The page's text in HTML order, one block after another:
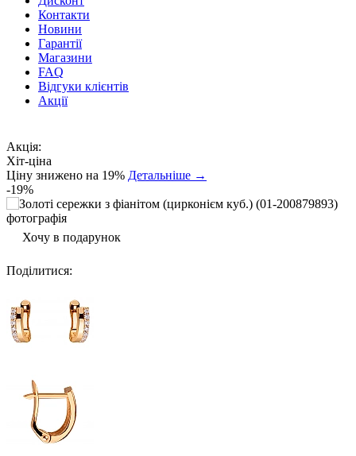
Контакти
Новини
Гарантії
Магазини
FAQ
Відгуки клієнтів
Акції
Акція:
Хіт-ціна
Ціну знижено на 19% Детальніше →
-19%
Хочу в подарунок
Поділитися: